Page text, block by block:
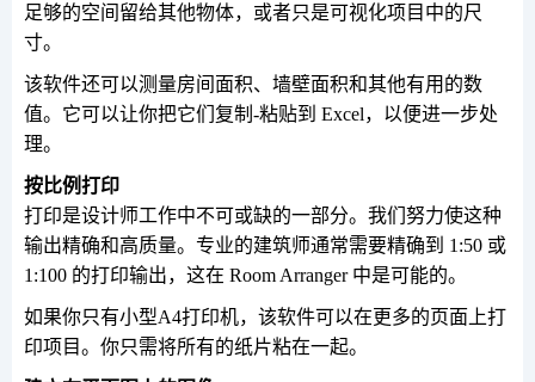
足够的空间留给其他物体，或者只是可视化项目中的尺
寸。
该软件还可以测量房间面积、墙壁面积和其他有用的数
值。它可以让你把它们复制-粘贴到 Excel，以便进一步处
理。
按比例打印
打印是设计师工作中不可或缺的一部分。我们努力使这种
输出精确和高质量。专业的建筑师通常需要精确到 1:50 或
1:100 的打印输出，这在 Room Arranger 中是可能的。
如果你只有小型A4打印机，该软件可以在更多的页面上打
印项目。你只需将所有的纸片粘在一起。